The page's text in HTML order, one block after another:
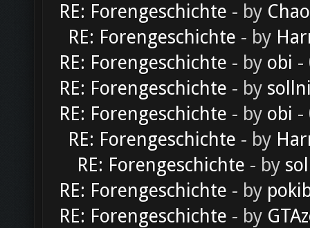
RE: Forengeschichte - by
RE: Forengeschichte - by
RE: Forengeschichte - by obi -
RE: Forengeschichte - by
RE: Forengeschichte - by obi -
RE: Forengeschichte - by
RE: Forengeschichte - by
RE: Forengeschichte - by
RE: Forengeschichte - by